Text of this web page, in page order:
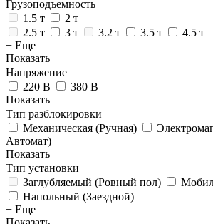
Грузоподъемность
1.5 т
2 т
2.5 т
3 т 3.2 т 3.5 т
4.5 т
+ Еще
Показать
Напряжение
220 В
380 В
Показать
Тип разблокировки
Механическая (Ручная)
Автомат)
Показать
Тип установки
Заглубляемый (Ровный пол)
Напольный (Заездной)
+ Еще